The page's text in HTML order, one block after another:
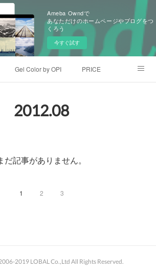
Ameba Owndで
あなただけのホームページやブログをつ
くろう
今すぐ試す
Gel Color by OPI PRICE
2012.08
だ記事がありません。
1 2 3
2019 LOBAL Co.,Ltd All Rights Reserved.